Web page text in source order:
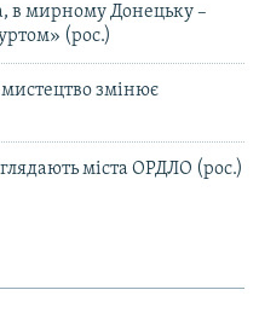
в мирному Донецьку –
(рос.)
змінює
міста ОРДЛО (рос.)